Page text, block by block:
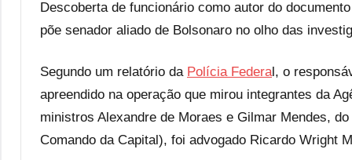
Descoberta de funcionário como autor do
põe senador aliado de Bolsonaro no olho das
Segundo um relatório da Polícia Federal, o
apreendido na operação que mirou integrantes da
ministros Alexandre de Moraes e Gilmar Mendes,
Comando da Capital), foi advogado Ricardo Wright